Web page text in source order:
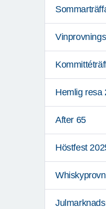
Hemlig resa
After 65
Höstfest